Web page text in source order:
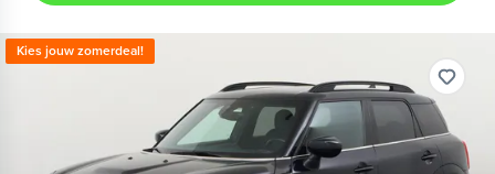
Kies jouw zomerdeal!